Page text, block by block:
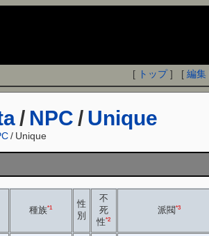
[ トップ] [編集
/ NPC / Unique
/ Unique
種族*1
性
別
不
死
性*2
派閥*3